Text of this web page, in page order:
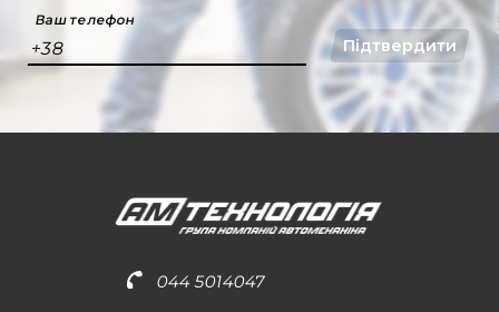
Ваш телефон
+38 Підтвердити
044 5014047